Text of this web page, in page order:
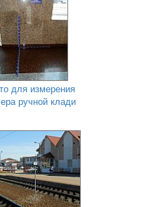
для измерения
ручной клади